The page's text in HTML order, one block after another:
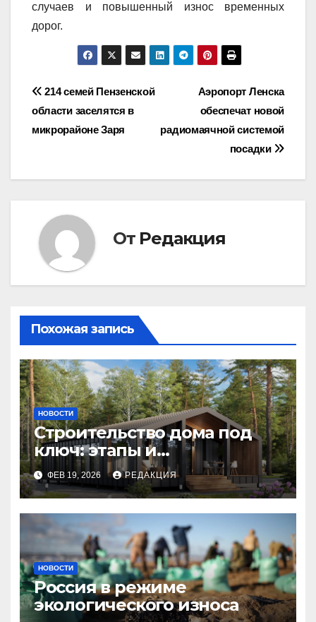
случаев и повышенный износ временных
дорог.
Навигация
по
Аэропорт Ленска
обеспечат новой
радиомаячной системой
посадки
214 семей Пензенской
области заселятся в
микрорайоне Заря
От Редакция
Похожая запись
НОВОСТИ
Строительство дома под
ключ: этапы и
планирование бюджета
ФЕВ 19, 2026 РЕДАКЦИЯ
НОВОСТИ
Россия в режиме
экологического износа